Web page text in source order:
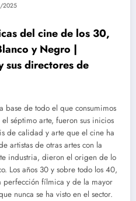
2025
del cine de los 30,
y Negro |
sus directores de
base de todo el que consumimos
séptimo arte, fueron sus inicios
de calidad y arte que el cine ha
artistas de otras artes con la
industria, dieron el origen de lo
Los años 30 y sobre todo los 40,
fílmica y de la mayor
nunca se ha visto en el sector.